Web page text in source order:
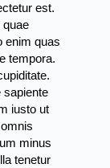
est.
quae
enim quas
tempora.
sapiente
iusto ut
minus
tenetur